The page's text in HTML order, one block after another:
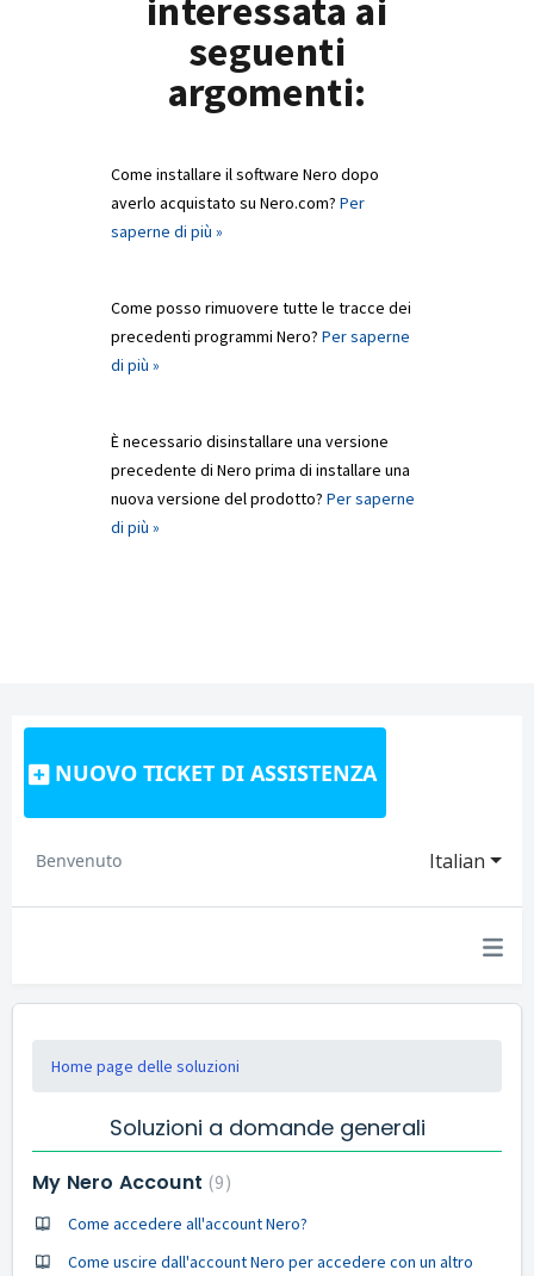
interessata ai
seguenti
argomenti:
Come installare il software Nero dopo
averlo acquistato su Nero.com? Per
saperne di più »
Come posso rimuovere tutte le tracce dei
precedenti programmi Nero? Per saperne
di più »
È necessario disinstallare una versione
precedente di Nero prima di installare una
nuova versione del prodotto? Per saperne
di più »
NUOVO TICKET DI ASSISTENZA
Italian
Benvenuto
Home page delle soluzioni
Soluzioni a domande generali
My Nero Account 9
Come accedere all'account Nero?
Come uscire dall'account Nero per accedere con un altro